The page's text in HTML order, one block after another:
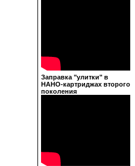
Заправка "улитки" в
НАНО-картриджах второго
поколения